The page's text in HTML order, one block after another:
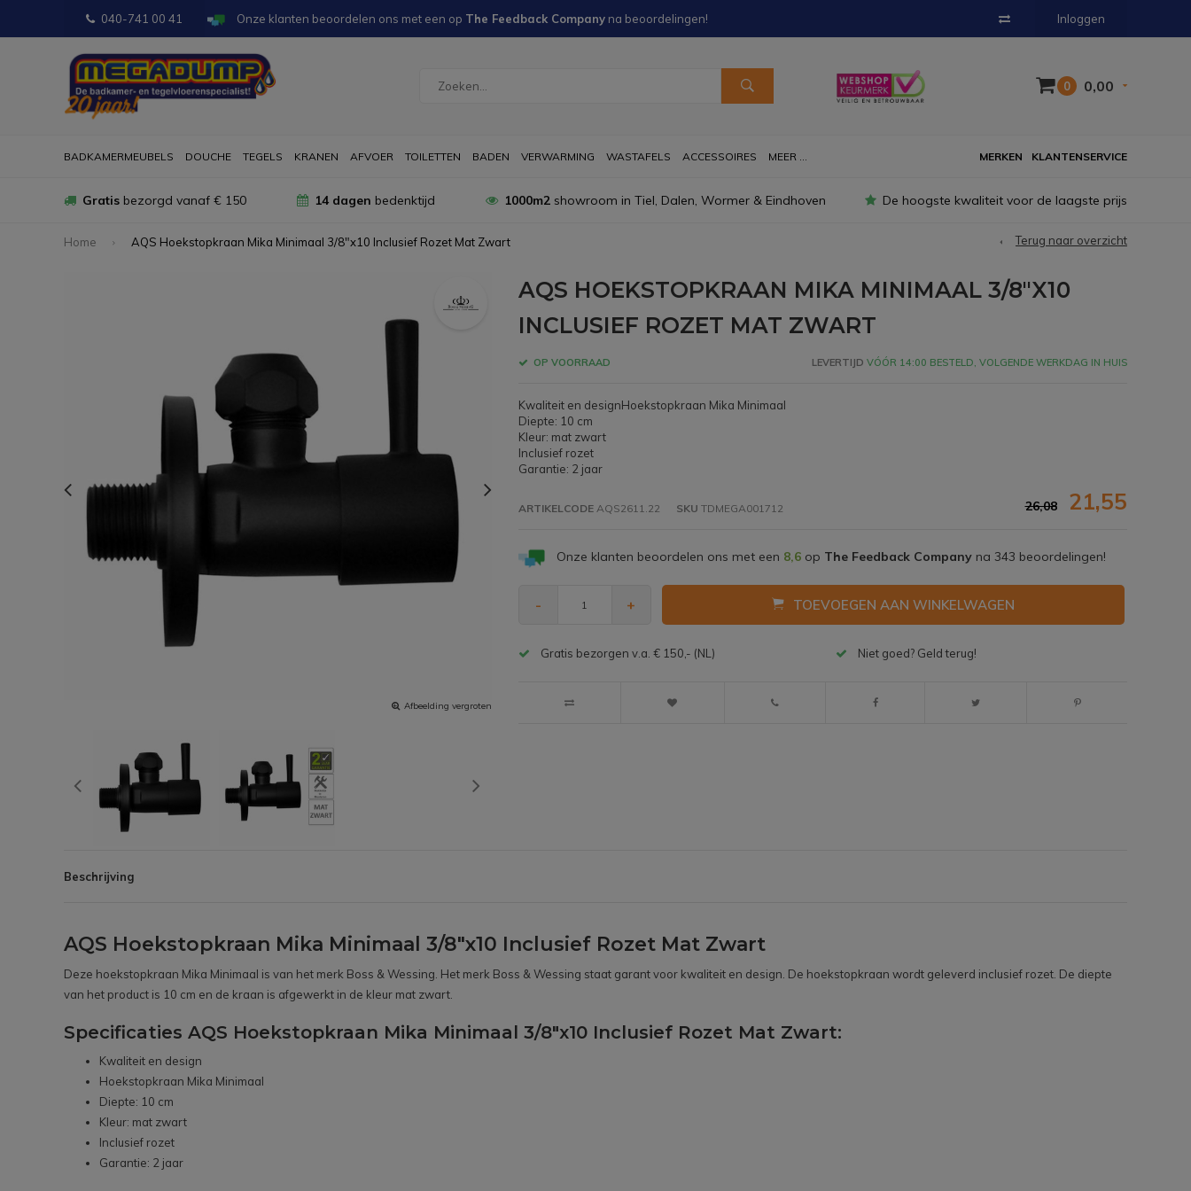
040-741 00 41 Onze klanten beoordelen ons met een op The Feedback Company na beoordelingen! Inloggen
0 0,00
BADKAMERMEUBELS DOUCHE TEGELS KRANEN AFVOER TOILETTEN BADEN VERWARMING WASTAFELS ACCESSOIRES MEER ... KLANTENSERVICE
MERKEN
Gratis bezorgd vanaf € 150 14 dagen bedenktijd 1000m2showroom in Tiel, Dalen, Wormer & Eindhoven De hoogste kwaliteit voor de laagste prijs
Home AQS Hoekstopkraan Mika Minimaal 3/8"x10 Inclusief Rozet Mat Zwart Terug naar overzicht
Afbeelding vergroten Afbeelding vergroten
AQS HOEKSTOPKRAAN MIKA MINIMAAL 3/8"X10
INCLUSIEF ROZET MAT ZWART
OP VOORRAAD LEVERTIJD VÓÓR 14:00 BESTELD, VOLGENDE WERKDAG IN HUIS
Kwaliteit en designHoekstopkraan Mika Minimaal
Diepte: 10 cm
Kleur: mat zwart
Inclusief rozet
Garantie: 2 jaar
ARTIKELCODEAQS2611.22 SKU TDMEGA001712 26,08 21,55
Onze klanten beoordelen ons met een 8,6op The Feedback Companyna 343 beoordelingen!
- + TOEVOEGEN AAN WINKELWAGEN
Gratis bezorgen v.a. € 150,- (NL) Niet goed? Geld terug!
Beschrijving
AQS Hoekstopkraan Mika Minimaal 3/8"x10 Inclusief Rozet Mat Zwart
Deze hoekstopkraan Mika Minimaal is van het merk Boss & Wessing. Het merk Boss & Wessing staat garant voor kwaliteit en design. De hoekstopkraan wordt geleverd inclusief rozet. De diepte
van het product is 10 cm en de kraan is afgewerkt in de kleur mat zwart.
Specificaties AQS Hoekstopkraan Mika Minimaal 3/8"x10 Inclusief Rozet Mat Zwart:
Kwaliteit en design
Hoekstopkraan Mika Minimaal
Diepte: 10 cm
Kleur: mat zwart
Inclusief rozet
Garantie: 2 jaar